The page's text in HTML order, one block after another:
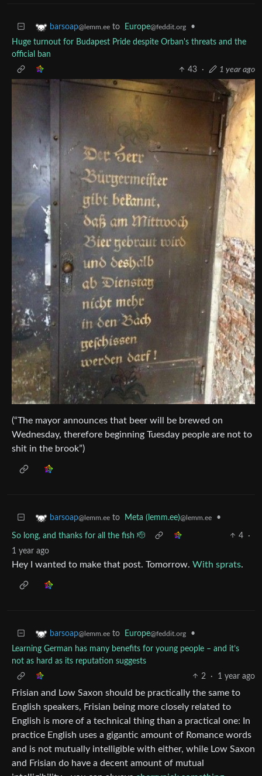
barsoap@lemm.ee to Europe@feddit.org
•
Huge turnout for Budapest Pride despite Orban's threats and the
official ban
43
· 1 year ago
(“The mayor announces that beer will be brewed on
Wednesday, therefore beginning Tuesday people are not to
shit in the brook”)
barsoap@lemm.ee to Meta (lemm.ee)@lemm.ee •
So long, and thanks for all the fish 🫡 4
·
1 year ago
Hey I wanted to make that post. Tomorrow. With sprats.
barsoap@lemm.ee to Europe@feddit.org
•
Learning German has many benefits for young people – and it’s
not as hard as its reputation suggests
2
· 1 year ago
Frisian and Low Saxon should be practically the same to
English speakers, Frisian being more closely related to
English is more of a technical thing than a practical one: In
practice English uses a gigantic amount of Romance words
and is not mutually intelligible with either, while Low Saxon
and Frisian do have a decent amount of mutual